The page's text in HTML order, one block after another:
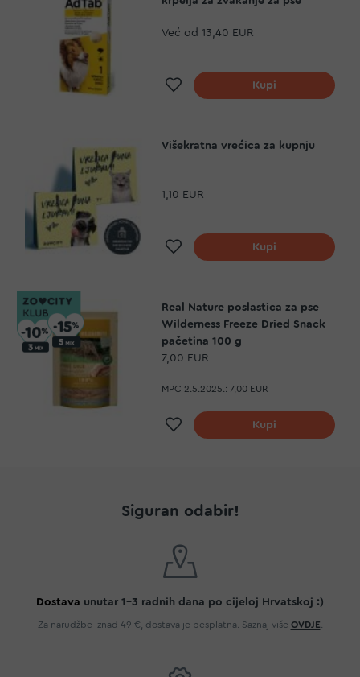
Već od 13,40 EUR
Dodaj na listu želja
Kupi
Višekratna vrećica za kupnju
1,10 EUR
Dodaj na listu želja
Kupi
Real Nature poslastica za pse
Wilderness Freeze Dried Snack
pačetina 100 g
7,00 EUR
MPC 2.5.2025.: 7,00 EUR
Dodaj na listu želja
Kupi
Siguran odabir!
Dostava unutar 1-3 radnih dana po cijeloj Hrvatskoj :)
Za narudžbe iznad 49 €, dostava je besplatna. Saznaj više OVDJE